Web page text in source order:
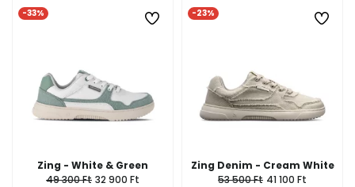
-33%
Zing - White & Green
49 300 Ft 32 900 Ft
-23%
Zing Denim - Cream White
53 500 Ft 41 100 Ft